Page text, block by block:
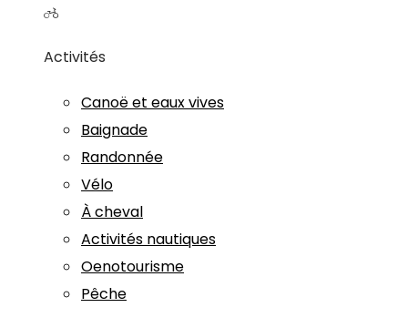
Activités
Canoë et eaux vives
Baignade
Randonnée
Vélo
À cheval
Activités nautiques
Oenotourisme
Pêche